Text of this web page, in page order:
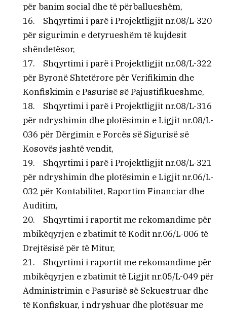
për banim social dhe të përballueshëm,
16. Shqyrtimi i parë i Projektligjit nr.08/L-320
për sigurimin e detyrueshëm të kujdesit
shëndetësor,
17. Shqyrtimi i parë i Projektligjit nr.08/L-322
për Byronë Shtetërore për Verifikimin dhe
Konfiskimin e Pasurisë së Pajustifikueshme,
18. Shqyrtimi i parë i Projektligjit nr.08/L-316
për ndryshimin dhe plotësimin e Ligjit nr.08/L-
036 për Dërgimin e Forcës së Sigurisë së
Kosovës jashtë vendit,
19. Shqyrtimi i parë i Projektligjit nr.08/L-321
për ndryshimin dhe plotësimin e Ligjit nr.06/L-
032 për Kontabilitet, Raportim Financiar dhe
Auditim,
20. Shqyrtimi i raportit me rekomandime për
mbikëqyrjen e zbatimit të Kodit nr.06/L-006 të
Drejtësisë për të Mitur,
21. Shqyrtimi i raportit me rekomandime për
mbikëqyrjen e zbatimit të Ligjit nr.05/L-049 për
Administrimin e Pasurisë së Sekuestruar dhe
të Konfiskuar, i ndryshuar dhe plotësuar me